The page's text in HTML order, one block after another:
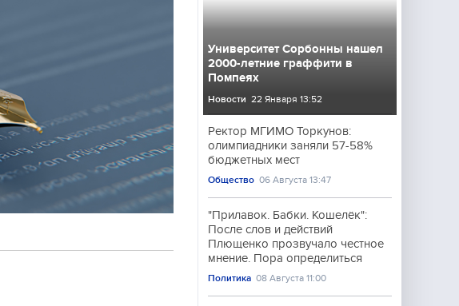
Университет Сорбонны нашел
2000-летние граффити в
Помпеях
Новости 22 Января 13:52
Ректор МГИМО Торкунов:
олимпиадники заняли 57-58%
бюджетных мест
Общество 06 Августа 13:47
"Прилавок. Бабки. Кошелёк":
После слов и действий
Плющенко прозвучало честное
мнение. Пора определиться
Политика 08 Августа 11:00